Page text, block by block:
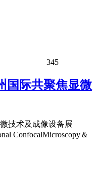
345
国际共聚焦显微
技术及成像设备展
ConfocalMicroscopy＆